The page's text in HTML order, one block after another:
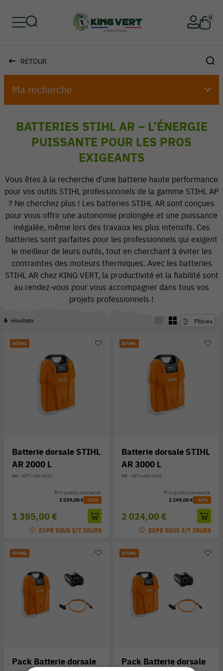
0
RETOUR
Ma recherche
BATTERIES STIHL AR – L’ÉNERGIE
PUISSANTE POUR LES PROS
EXIGEANTS
Vous êtes à la recherche d’une batterie haute performance
pour vos outils STIHL professionnels de la gamme STIHL AP
? Ne cherchez plus ! Les batteries STIHL AR sont conçues
pour vous offrir une autonomie prolongée et une puissance
inégalée, même lors des travaux les plus intensifs. Ces
batteries sont parfaites pour les professionnels qui exigent
le meilleur de leurs outils, tout en cherchant à éviter les
contraintes des moteurs thermiques. Avec les batteries
STIHL AR chez KING VERT, la productivité et la fiabilité sont
au rendez-vous pour vous accompagner dans tous vos
projets professionnels !
6 résultats Filtres
Batterie dorsale STIHL
AR 2000 L
Réf. : 4871-400-6510
1 385,00 €
Prix public conseillé:
1 539,00 € -10%
EXPÉ SOUS 3/7 JOURS
Batterie dorsale STIHL
AR 3000 L
Réf. : 4871-400-6520
2 024,00 €
Prix public conseillé:
2 249,00 € -10%
EXPÉ SOUS 3/7 JOURS
Pack Batterie dorsale
Pack Batterie dorsale